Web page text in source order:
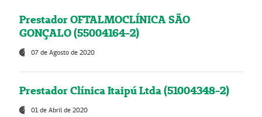
Prestador OFTALMOCLÍNICA SÃO
GONÇALO (55004164-2)
07 de Agosto de 2020
Prestador Clínica Itaipú Ltda (51004348-2)
01 de Abril de 2020